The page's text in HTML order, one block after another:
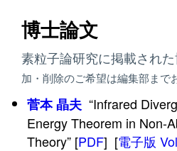
博士論文
素粒子論研究に掲載された
加・削除のご希望は編集部まで
菅本 晶夫“Infrared
Energy Theorem in Non-
Theory” [PDF] [電子版